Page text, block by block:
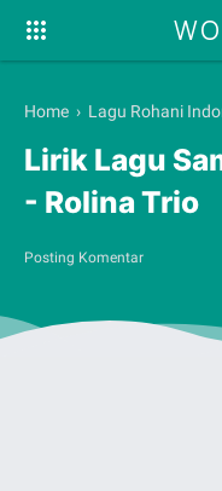
Home › Lagu Rohani
Lirik Lagu
- Rolina Trio
Posting Komentar